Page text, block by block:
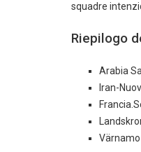
squadre
Riepilogo
Arabia
Iran-
Värnamo